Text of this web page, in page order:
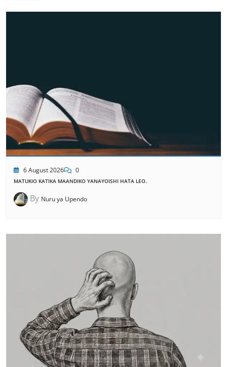
6 August 2026 0
MATUKIO KATIKA MAANDIKO YANAYOISHI HATA LEO.
By Nuru ya Upendo